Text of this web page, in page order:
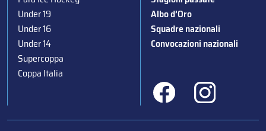
Under 19
Under 16
Under 14
Supercoppa
Coppa Italia
Albo d’Oro
Squadre nazionali
Convocazioni nazionali